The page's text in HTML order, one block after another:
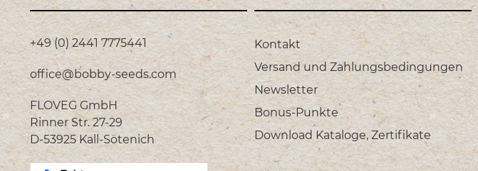
+49 (0) 2441 7775441
office@bobby-seeds.com
FLOVEG GmbH
Rinner Str. 27-29
D-53925 Kall-Sötenich
Kontakt
Versand und Zahlungsbedingungen
Newsletter
Bonus-Punkte
Download Kataloge, Zertifikate